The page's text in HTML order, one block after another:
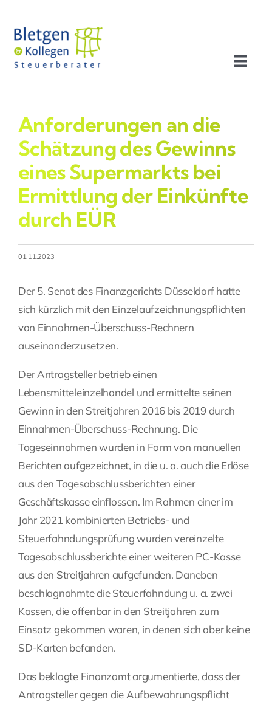
Inhalt
springen
Profil
Leistungen
Team
Stellenangebote
Fragen Sie Ihre Kanzlei
Anforderungen an die
Schätzung des Gewinns
eines Supermarkts bei
Ermittlung der Einkünfte
durch EÜR
01.11.2023
Der 5. Senat des Finanzgerichts Düsseldorf hatte
sich kürzlich mit den Einzelaufzeichnungspflichten
von Einnahmen-Überschuss-Rechnern
auseinanderzusetzen.
Der Antragsteller betrieb einen
Lebensmitteleinzelhandel und ermittelte seinen
Gewinn in den Streitjahren 2016 bis 2019 durch
Einnahmen-Überschuss-Rechnung. Die
Tageseinnahmen wurden in Form von manuellen
Berichten aufgezeichnet, in die u. a. auch die Erlöse
aus den Tagesabschlussberichten einer
Geschäftskasse einflossen. Im Rahmen einer im
Jahr 2021 kombinierten Betriebs- und
Steuerfahndungsprüfung wurden vereinzelte
Tagesabschlussberichte einer weiteren PC-Kasse
aus den Streitjahren aufgefunden. Daneben
beschlagnahmte die Steuerfahndung u. a. zwei
Kassen, die offenbar in den Streitjahren zum
Einsatz gekommen waren, in denen sich aber keine
SD-Karten befanden.
Das beklagte Finanzamt argumentierte, dass der
Antragsteller gegen die Aufbewahrungspflicht